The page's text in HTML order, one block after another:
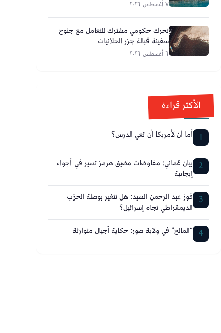
٧ أغسطس ٢٠٢٦
تحرك حكومي مشترك للتعامل مع جنوح
سفينة قبالة جزر الحلانيات
٦ أغسطس ٢٠٢٦
الأكثر قراءة
1 أما آن لأمريكا أن تعي الدرس؟
2 بيان عُماني: مفاوضات مضيق هرمز تسير في أجواء
إيجابية
3 فوز عبد الرحمن السيد: هل تتغير بوصلة الحزب
الديمقراطي تجاه إسرائيل؟
4 “المالح” في ولاية صور: حكاية أجيال متوارثة